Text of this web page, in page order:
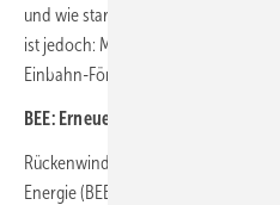
und wie stark Betreiber dem
ist jedoch: Mit CfDs verschiebt sich
Einbahn-Förderung zu einem
BEE: Erneuerbare als Fundament
Rückenwind erhält diese Richtung
Energie (BEE). In einem Anfang